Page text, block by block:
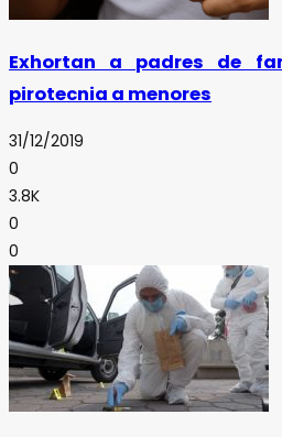
Exhortan a padres de
pirotecnia a menores
31/12/2019
0
3.8K
0
0